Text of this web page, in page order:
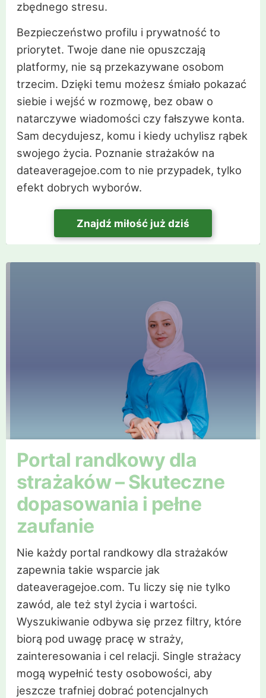
zbędnego stresu.
Bezpieczeństwo profilu i prywatność to
priorytet. Twoje dane nie opuszczają
platformy, nie są przekazywane osobom
trzecim. Dzięki temu możesz śmiało pokazać
siebie i wejść w rozmowę, bez obaw o
natarczywe wiadomości czy fałszywe konta.
Sam decydujesz, komu i kiedy uchylisz rąbek
swojego życia. Poznanie strażaków na
dateaveragejoe.com to nie przypadek, tylko
efekt dobrych wyborów.
Znajdź miłość już dziś
Portal randkowy dla
strażaków – Skuteczne
dopasowania i pełne
zaufanie
Nie każdy portal randkowy dla strażaków
zapewnia takie wsparcie jak
dateaveragejoe.com. Tu liczy się nie tylko
zawód, ale też styl życia i wartości.
Wyszukiwanie odbywa się przez filtry, które
biorą pod uwagę pracę w straży,
zainteresowania i cel relacji. Single strażacy
mogą wypełnić testy osobowości, aby
jeszcze trafniej dobrać potencjalnych